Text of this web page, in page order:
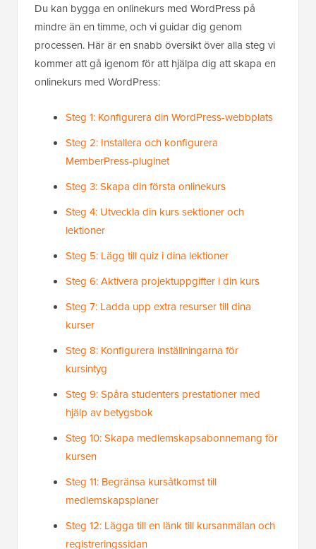
Du kan bygga en onlinekurs med WordPress på
mindre än en timme, och vi guidar dig genom
processen. Här är en snabb översikt över alla steg vi
kommer att gå igenom för att hjälpa dig att skapa en
onlinekurs med WordPress:
Steg 1: Konfigurera din WordPress-webbplats
Steg 2: Installera och konfigurera
MemberPress-pluginet
Steg 3: Skapa din första onlinekurs
Steg 4: Utveckla din kurs sektioner och
lektioner
Steg 5: Lägg till quiz i dina lektioner
Steg 6: Aktivera projektuppgifter i din kurs
Steg 7: Ladda upp extra resurser till dina
kurser
Steg 8: Konfigurera inställningarna för
kursintyg
Steg 9: Spåra studenters prestationer med
hjälp av betygsbok
Steg 10: Skapa medlemskapsabonnemang för
kursen
Steg 11: Begränsa kursåtkomst till
medlemskapsplaner
Steg 12: Lägga till en länk till kursanmälan och
registreringssidan